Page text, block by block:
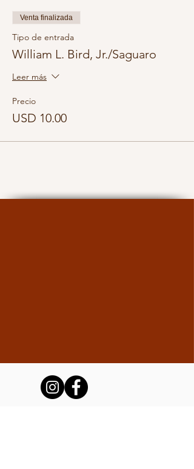
Venta finalizada
Tipo de entrada
William L. Bird, Jr./Saguaro
Leer más
Precio
USD 10.00